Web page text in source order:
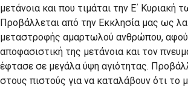
μετάνοια και που τιμάται την Ε΄ Κυριακή
Προβάλλεται από την Εκκλησία μας ως
μεταστροφής αμαρτωλού ανθρώπου,
αποφασιστική της μετάνοια και τον
έφτασε σε μεγάλα ύψη αγιότητας.
στους πιστούς για να καταλάβουν ότι το